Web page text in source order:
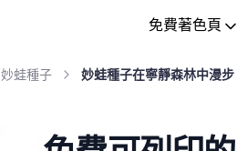
免費著色頁
妙蛙種子 妙蛙種子在寧靜森林中漫步